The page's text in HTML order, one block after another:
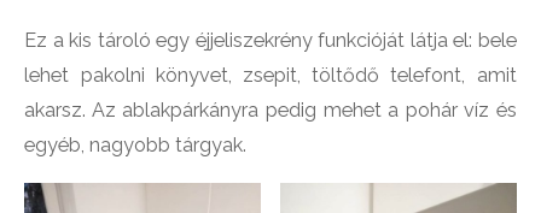
Ez a kis tároló egy éjjeliszekrény funkcióját látja el: bele
lehet pakolni könyvet, zsepit, töltődő telefont, amit
akarsz. Az ablakpárkányra pedig mehet a pohár víz és
egyéb, nagyobb tárgyak.